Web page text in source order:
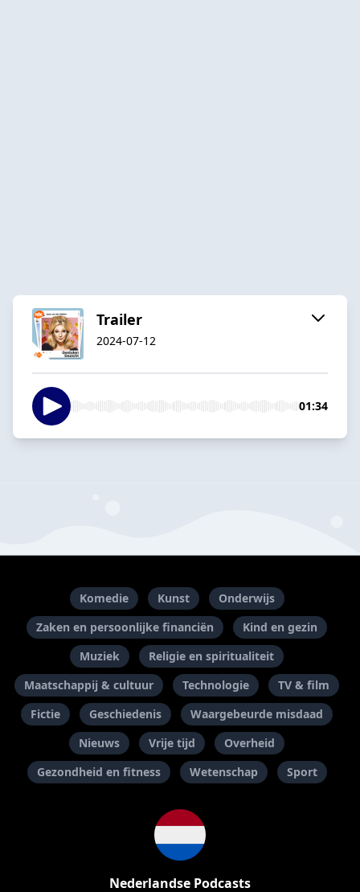
Trailer
2024-07-12
01:34
Komedie Kunst
Onderwijs
Zaken en persoonlijke financiën
Kind en gezin
Muziek
Religie en spiritualiteit
Maatschappij & cultuur
Technologie
TV & film
Fictie
Geschiedenis
Waargebeurde misdaad
Nieuws
Vrije tijd
Overheid
Gezondheid en fitness
Wetenschap Sport
Nederlandse Podcasts